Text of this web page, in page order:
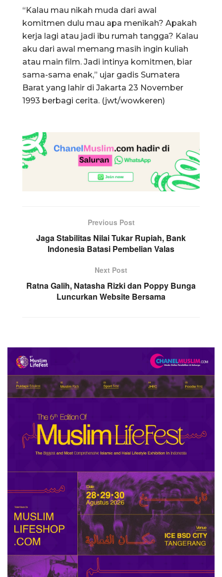
“Kalau mau nikah muda dari awal
komitmen dulu mau apa menikah? Apakah
kerja lagi atau jadi ibu rumah tangga? Kalau
aku dari awal memang masih ingin kuliah
atau main film. Jadi intinya komitmen, biar
sama-sama enak,” ujar gadis Sumatera
Barat yang lahir di Jakarta 23 November
1993 berbagi cerita. (jwt/wowkeren)
Previous Post
Jaga Stabilitas Nilai Tukar Rupiah, Bank
Indonesia Batasi Pembelian Valas
Next Post
Ratna Galih, Natasha Rizki dan Poppy Bunga
Luncurkan Website Bersama